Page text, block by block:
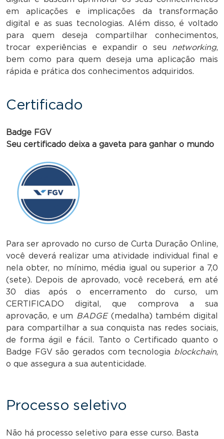
em aplicações e implicações da transformação
digital e as suas tecnologias. Além disso, é voltado
para quem deseja compartilhar conhecimentos,
trocar experiências e expandir o seu networking,
bem como para quem deseja uma aplicação mais
rápida e prática dos conhecimentos adquiridos.
Certificado
Badge FGV
Seu certificado deixa a gaveta para ganhar o mundo
Para ser aprovado no curso de Curta Duração Online,
você deverá realizar uma atividade individual final e
nela obter, no mínimo, média igual ou superior a 7,0
(sete). Depois de aprovado, você receberá, em até
30 dias após o encerramento do curso, um
CERTIFICADO digital, que comprova a sua
aprovação, e um
BADGE (medalha) também digital
para compartilhar a sua conquista nas redes sociais,
de forma ágil e fácil. Tanto o Certificado quanto o
Badge FGV são gerados com tecnologia blockchain,
o que assegura a sua autenticidade.
Processo seletivo
Não há processo seletivo para esse curso. Basta